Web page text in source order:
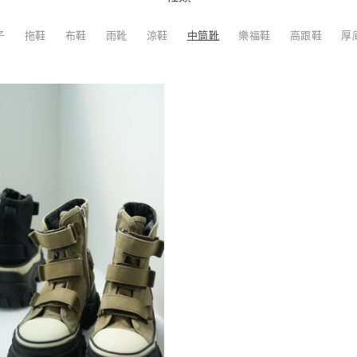
拖鞋 布鞋 雨靴 涼鞋 中筒靴 樂福鞋 高跟鞋 厚